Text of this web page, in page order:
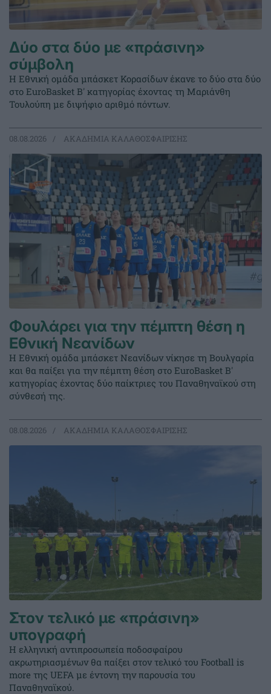
Δύο στα δύο με «πράσινη»
σύμβολη
Η Εθνική ομάδα μπάσκετ Κορασίδων έκανε το δύο στα δύο
στο EuroBasket Β' κατηγορίας έχοντας τη Μαριάνθη
Τουλούπη με διψήφιο αριθμό πόντων.
08.08.2026 ΑΚΑΔΗΜΙΑ ΚΑΛΑΘΟΣΦΑΙΡΙΣΗΣ
Φουλάρει για την πέμπτη θέση η
Εθνική Νεανίδων
Η Εθνική ομάδα μπάσκετ Νεανίδων νίκησε τη Βουλγαρία
και θα παίξει για την πέμπτη θέση στο EuroBasket Β'
κατηγορίας έχοντας δύο παίκτριες του Παναθηναϊκού στη
σύνθεσή της.
08.08.2026 ΑΚΑΔΗΜΙΑ ΚΑΛΑΘΟΣΦΑΙΡΙΣΗΣ
Στον τελικό με «πράσινη»
υπογραφή
Η ελληνική αντιπροσωπεία ποδοσφαίρου
ακρωτηριασμένων θα παίξει στον τελικό του Football is
more της UEFA με έντονη την παρουσία του
Παναθηναϊκού.